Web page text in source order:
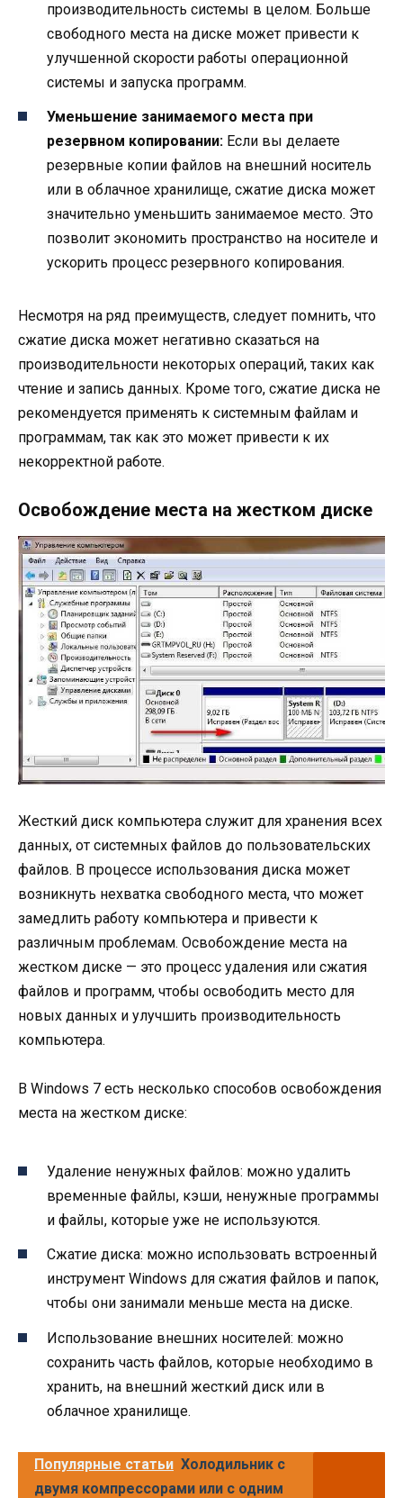
производительность системы в целом. Больше
свободного места на диске может привести к
улучшенной скорости работы операционной
системы и запуска программ.
Уменьшение занимаемого места при
резервном копировании: Если вы делаете
резервные копии файлов на внешний носитель
или в облачное хранилище, сжатие диска может
значительно уменьшить занимаемое место. Это
позволит экономить пространство на носителе и
ускорить процесс резервного копирования.
Несмотря на ряд преимуществ, следует помнить, что
сжатие диска может негативно сказаться на
производительности некоторых операций, таких как
чтение и запись данных. Кроме того, сжатие диска не
рекомендуется применять к системным файлам и
программам, так как это может привести к их
некорректной работе.
Освобождение места на жестком диске
Жесткий диск компьютера служит для хранения всех
данных, от системных файлов до пользовательских
файлов. В процессе использования диска может
возникнуть нехватка свободного места, что может
замедлить работу компьютера и привести к
различным проблемам. Освобождение места на
жестком диске — это процесс удаления или сжатия
файлов и программ, чтобы освободить место для
новых данных и улучшить производительность
компьютера.
В Windows 7 есть несколько способов освобождения
места на жестком диске:
Удаление ненужных файлов: можно удалить
временные файлы, кэши, ненужные программы
и файлы, которые уже не используются.
Сжатие диска: можно использовать встроенный
инструмент Windows для сжатия файлов и папок,
чтобы они занимали меньше места на диске.
Использование внешних носителей: можно
сохранить часть файлов, которые необходимо в
хранить, на внешний жесткий диск или в
облачное хранилище.
Популярные статьи Холодильник с
двумя компрессорами или с одним